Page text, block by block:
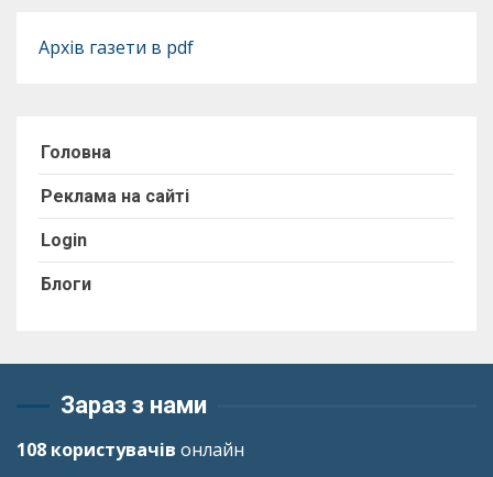
Архів газети в pdf
Головна
Реклама на сайті
Login
Блоги
Зараз з нами
108 користувачів онлайн